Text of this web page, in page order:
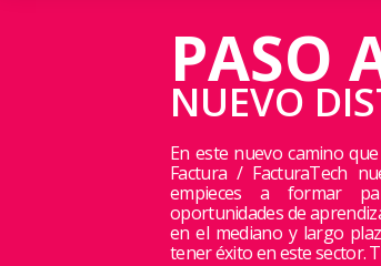
PASO
NUEVO
En este nuevo camino
Factura / FacturaTech
empieces a formar
oportunidades de
en el mediano y largo
tener éxito en este sector.